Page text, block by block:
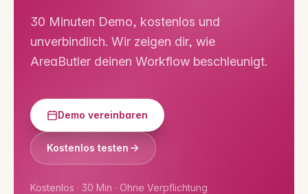
30 Minuten Demo, kostenlos und
unverbindlich. Wir zeigen dir, wie
AreaButler deinen Workflow beschleunigt.
Demo vereinbaren
Kostenlos testen
Kostenlos · 30 Min · Ohne Verpflichtung